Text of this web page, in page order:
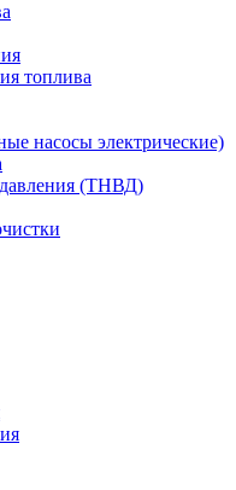
топлива
насосы электрические)
(ТНВД)